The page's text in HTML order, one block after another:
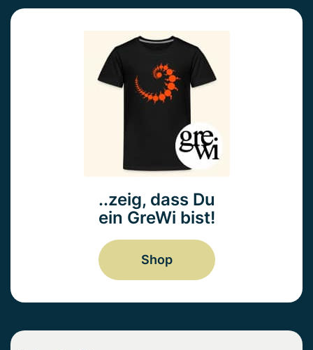
..zeig, dass Du
ein GreWi bist!
Shop